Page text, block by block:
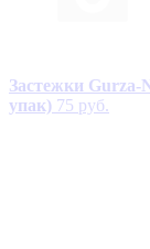
Застежки
упак) 75 руб.